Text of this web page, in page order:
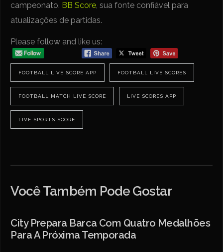
campeonato. BB Score, sua fonte confiável para
atualizações de partidas.
Please follow and like us:
FOOTBALL LIVE SCORE APP FOOTBALL LIVE SCORES
FOOTBALL MATCH LIVE SCORE LIVE SCORES APP
LIVE SPORTS SCORE
Você Também Pode Gostar
City Prepara Barca Com Quatro Medalhões
Para A Próxima Temporada